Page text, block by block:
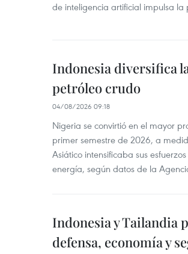
de inteligencia artificial impulsa la
Indonesia diversifica
petróleo crudo
04/08/2026 09:18
Nigeria se convirtió en el mayor
primer semestre de 2026, a
Asiático intensificaba sus
energía, según datos de la
Indonesia y Tailandia
defensa, economía y